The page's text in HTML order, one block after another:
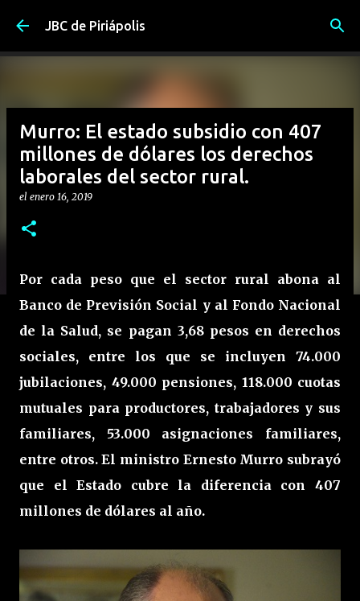
Ir al contenido principal
JBC de Piriápolis
Murro: El estado subsidio con 407
millones de dólares los derechos
laborales del sector rural.
el enero 16, 2019
Por cada peso que el sector rural abona al
Banco de Previsión Social y al Fondo Nacional
de la Salud, se pagan 3,68 pesos en derechos
sociales, entre los que se incluyen 74.000
jubilaciones, 49.000 pensiones, 118.000 cuotas
mutuales para productores, trabajadores y sus
familiares, 53.000 asignaciones familiares,
entre otros. El ministro Ernesto Murro subrayó
que el Estado cubre la diferencia con 407
millones de dólares al año.